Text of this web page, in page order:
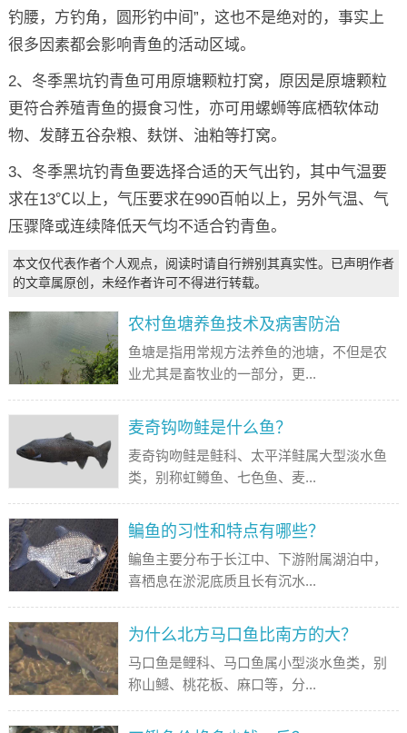
钓腰，方钓角，圆形钓中间”，这也不是绝对的，事实上
很多因素都会影响青鱼的活动区域。
2、冬季黑坑钓青鱼可用原塘颗粒打窝，原因是原塘颗粒
更符合养殖青鱼的摄食习性，亦可用螺蛳等底栖软体动
物、发酵五谷杂粮、麸饼、油粕等打窝。
3、冬季黑坑钓青鱼要选择合适的天气出钓，其中气温要
求在13℃以上，气压要求在990百帕以上，另外气温、气
压骤降或连续降低天气均不适合钓青鱼。
本文仅代表作者个人观点，阅读时请自行辨别其真实性。已声明作者
的文章属原创，未经作者许可不得进行转载。
农村鱼塘养鱼技术及病害防治
鱼塘是指用常规方法养鱼的池塘，不但是农
业尤其是畜牧业的一部分，更...
麦奇钩吻鲑是什么鱼？
麦奇钩吻鲑是鲑科、太平洋鲑属大型淡水鱼
类，别称虹鳟鱼、七色鱼、麦...
鳊鱼的习性和特点有哪些？
鳊鱼主要分布于长江中、下游附属湖泊中，
喜栖息在淤泥底质且长有沉水...
为什么北方马口鱼比南方的大？
马口鱼是鲤科、马口鱼属小型淡水鱼类，别
称山鳡、桃花板、麻口等，分...